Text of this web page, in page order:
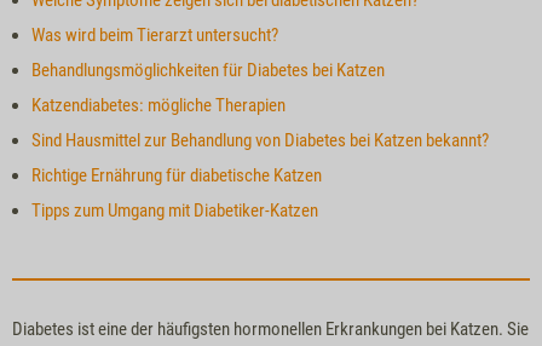
Was wird beim Tierarzt untersucht?
Behandlungsmöglichkeiten für Diabetes bei Katzen
Katzendiabetes: mögliche Therapien
Sind Hausmittel zur Behandlung von Diabetes bei Katzen bekannt?
Richtige Ernährung für diabetische Katzen
Tipps zum Umgang mit Diabetiker-Katzen
Diabetes ist eine der häufigsten hormonellen Erkrankungen bei Katzen. Sie